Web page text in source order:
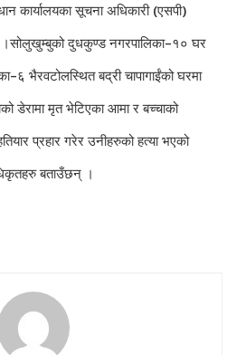
कार्यालयका सूचना अधिकारी (एसपी)
।सोलुखुम्बुको दुधकुण्ड नगरपालिका–१० घर
भैरवटोलस्थित बद्री चापागाईंको घरमा
डेरामा मृत भेटिएका आमा र बच्चाको
प्रहार गरेर उनीहरुको हत्या भएको
बताउँछन् ।